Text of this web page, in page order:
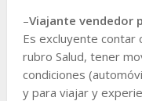
–Viajante vendedor
Es excluyente contar
rubro Salud, tener
condiciones
y para viajar y